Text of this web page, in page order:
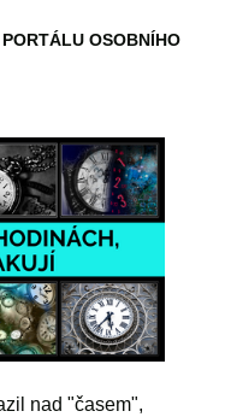
OSOBNÍHO
nad "časem",